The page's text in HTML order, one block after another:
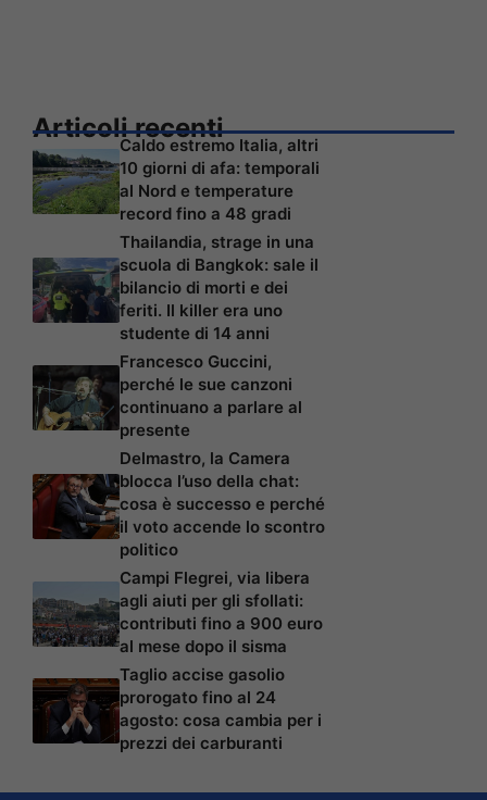
Articoli recenti
Caldo estremo Italia, altri
10 giorni di afa: temporali
al Nord e temperature
record fino a 48 gradi
Thailandia, strage in una
scuola di Bangkok: sale il
bilancio di morti e dei
feriti. Il killer era uno
studente di 14 anni
Francesco Guccini,
perché le sue canzoni
continuano a parlare al
presente
Delmastro, la Camera
blocca l’uso della chat:
cosa è successo e perché
il voto accende lo scontro
politico
Campi Flegrei, via libera
agli aiuti per gli sfollati:
contributi fino a 900 euro
al mese dopo il sisma
Taglio accise gasolio
prorogato fino al 24
agosto: cosa cambia per i
prezzi dei carburanti